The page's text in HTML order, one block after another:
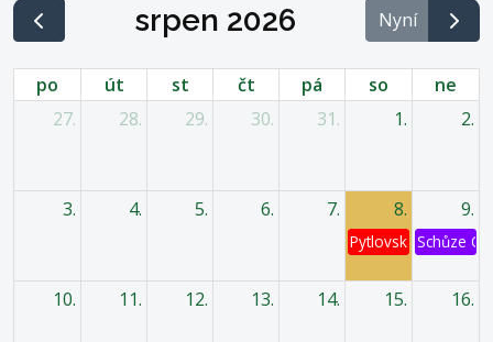
srpen 2026 Nyní
po út st čt pá so
ne
27.
28. 29. 30. 31. 1. 2.
3. 4. 5. 6. 7. 8.
Pytlovská káď
9.
Schůze OV
10. 11. 12. 13. 14. 15. 16.